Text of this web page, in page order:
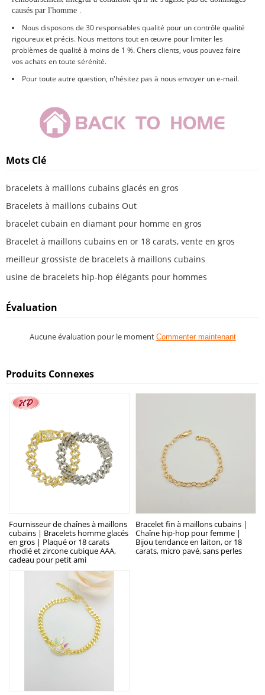
causés par l'homme
Nous disposons de 30 responsables qualité pour un contrôle qualité
rigoureux et précis. Nous mettons tout en œuvre pour limiter les
problèmes de qualité à moins de 1 %. Chers clients, vous pouvez faire
vos achats en toute sérénité.
Pour toute autre question, n'hésitez pas à nous envoyer un e-mail.
Mots Clé
bracelets à maillons cubains glacés en gros
Bracelets à maillons cubains Out
bracelet cubain en diamant pour homme en gros
Bracelet à maillons cubains en or 18 carats, vente en gros
meilleur grossiste de bracelets à maillons cubains
usine de bracelets hip-hop élégants pour hommes
Évaluation
Aucune évaluation pour le moment Commenter maintenant
Produits Connexes
Fournisseur de chaînes à maillons
cubains | Bracelets homme glacés
en gros | Plaqué or 18 carats
rhodié et zircone cubique AAA,
cadeau pour petit ami
Bracelet fin à maillons cubains |
Chaîne hip-hop pour femme |
Bijou tendance en laiton, or 18
carats, micro pavé, sans perles